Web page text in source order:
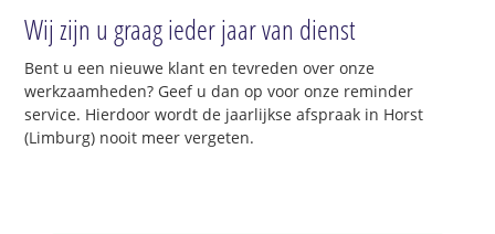
Wij zijn u graag ieder jaar van dienst
Bent u een nieuwe klant en tevreden over onze
werkzaamheden? Geef u dan op voor onze reminder
service. Hierdoor wordt de jaarlijkse afspraak in Horst
(Limburg) nooit meer vergeten.